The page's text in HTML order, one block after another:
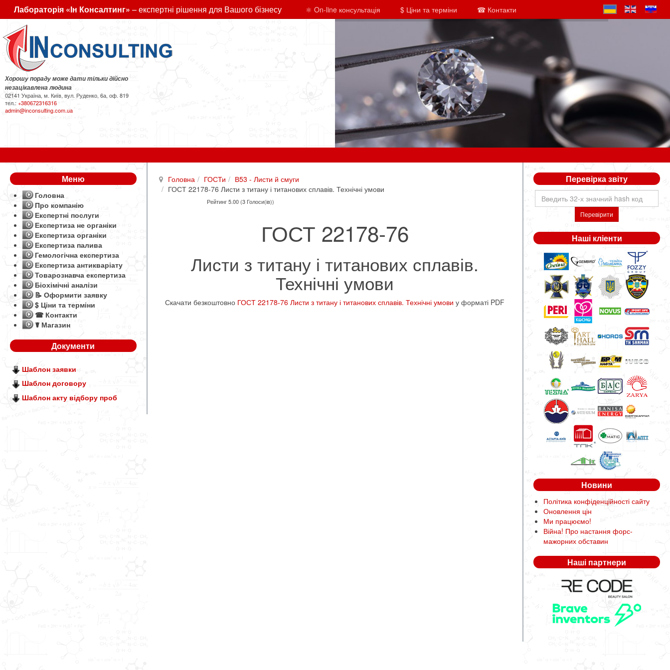
Лабораторія «Ін Консалтинг» – експертні рішення для Вашого бізнесу ⚛ On-line консультація $ Ціни та терміни ☎ Контакти
Хорошу пораду може дати тільки дійсно
незацікавлена людина
02141 Україна, м. Київ, вул. Руденко, 6а, оф. 819
тел.:+380672316316
admin@inconsulting.com.ua
Головна ГОСТи
В53 - Листи й смуги
ГОСТ 22178-76 Листи з титану і титанових сплавів. Технічні умови
Рейтинг 5.00 (3 Голоси(ів))
ГОСТ 22178-76
Листи з титану і титанових сплавів.
Технічні умови
Скачати безкоштовно ГОСТ 22178-76 Листи з титану і титанових сплавів. Технічні умови у форматі PDF
Меню
Головна
Про компанію
Експертні послуги
Експертиза не органіки
Експертиза органіки
Експертиза палива
Гемологічна експертиза
Експертиза антикваріату
Товарознавча експертиза
Біохімічні аналізи
📝 Оформити заявку
$ Ціни та терміни
☎ Контакти
☤ Магазин
Документи
Шаблон заявки
Шаблон договору
Шаблон акту відбору проб
Перевірка звіту
Перевірити
Наші кліенти
Новини
Політика конфіденційності сайту
Оновлення цін
Ми працюємо!
Війна! Про настання форс-
мажорних обставин
Наші партнери